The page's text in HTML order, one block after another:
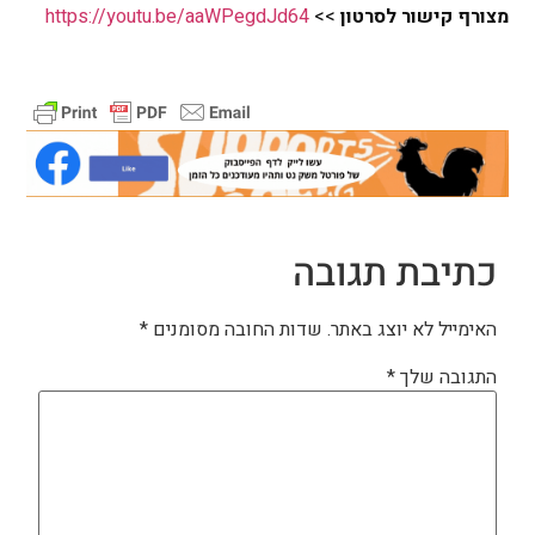
מצורף קישור לסרטון>>
https://youtu.be/aaWPegdJd64
כתיבת תגובה
האימייל לא יוצג באתר. שדות החובה מסומנים *
התגובה שלך*